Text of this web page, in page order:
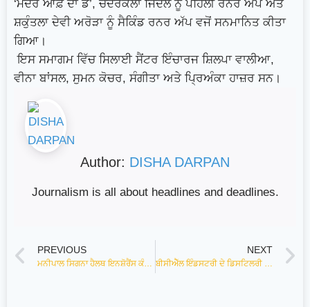
‘ਮਦਰ ਆਫ਼ ਦਾ ਡੇ’, ਚੰਦਰਕਲਾ ਜਿੰਦਲ ਨੂੰ ਪਹਿਲੀ ਰਨਰ ਅੱਪ ਅਤੇ
ਸ਼ਕੁੰਤਲਾ ਦੇਵੀ ਅਰੋੜਾ ਨੂੰ ਸੈਕਿੰਡ ਰਨਰ ਅੱਪ ਵਜੋਂ ਸਨਮਾਨਿਤ ਕੀਤਾ
ਗਿਆ।
ਇਸ ਸਮਾਗਮ ਵਿੱਚ ਸਿਲਾਈ ਸੈਂਟਰ ਇੰਚਾਰਜ ਸ਼ਿਲਪਾ ਵਾਲੀਆ,
ਵੀਨਾ ਬਾਂਸਲ, ਸੁਮਨ ਕੋਚਰ, ਸੰਗੀਤਾ ਅਤੇ ਪ੍ਰਿਅੰਕਾ ਹਾਜ਼ਰ ਸਨ।
Author: DISHA DARPAN
Journalism is all about headlines and deadlines.
PREVIOUS
ਮਨੀਪਾਲ ਸਿਗਨਾ ਹੈਲਥ ਇਨਸ਼ੋਰੈਂਸ ਕੰਪਨੀ ਨੇ ਲਗਾਈ ਠੰਡੇ ਮਿੱਠੇ ਜਲ ਦੀ ਛਬੀਲ
NEXT
ਬੀਸੀਐੱਲ ਇੰਡਸਟਰੀ ਦੇ ਡਿਸਟਿਲਰੀ ਯੂਨਿਟ ਵਿਖੇ ਆਸਰਾ ਵੈਲਫੇਅਰ ਸੁਸਾਇਟੀ ਦੇ ਸਹਿਯੋਗ ਨਾਲ ਲਗਾਇਆ ਗਿਆ ਖੂਨਦਾਨ ਕੈਂਪ।